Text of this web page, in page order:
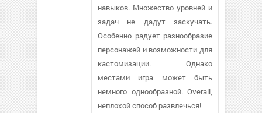
навыков. Множество уровней и
задач не дадут заскучать.
Особенно радует разнообразие
персонажей и возможности для
кастомизации. Однако
местами игра может быть
немного однообразной. Overall,
неплохой способ развлечься!